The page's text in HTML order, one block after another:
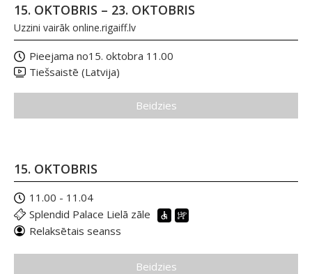
15. OKTOBRIS – 23. OKTOBRIS
Uzzini vairāk online.rigaiff.lv
Pieejama no15. oktobra 11.00
Tiešsaistē (Latvija)
Beidzies
15. OKTOBRIS
11.00 - 11.04
Splendid Palace Lielā zāle
Relaksētais seanss
Beidzies